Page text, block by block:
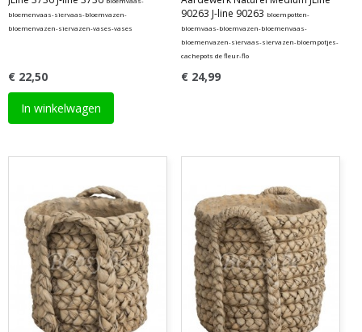
bloemenvaas-siervaas-bloemvazen-
bloemenvazen-siervazen-vases-vases
€ 22,50
In winkelwagen
90263 J-line 90263 bloempotten-
bloemvaas-bloemvazen-bloemenvaas-
bloemenvazen-siervaas-siervazen-bloempotjes-
cachepots de fleur-flo
€ 24,99